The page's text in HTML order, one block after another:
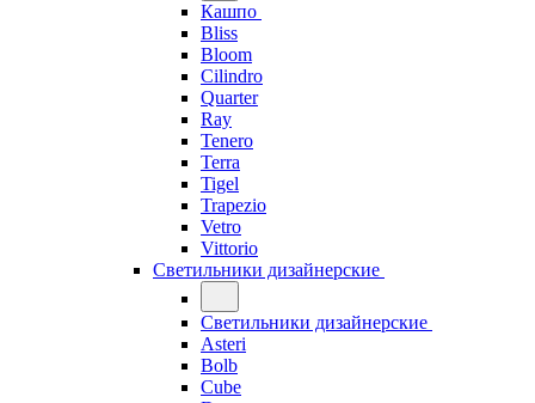
Кашпо
Bliss
Bloom
Cilindro
Quarter
Ray
Tenero
Terra
Tigel
Trapezio
Vetro
Vittorio
Светильники дизайнерские
Светильники дизайнерские
Asteri
Bolb
Cube